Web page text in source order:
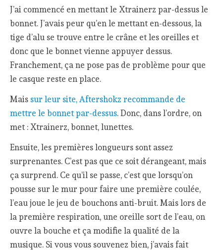
J’ai commencé en mettant le Xtrainerz par-dessus le
bonnet. J’avais peur qu’en le mettant en-dessous, la
tige d’alu se trouve entre le crâne et les oreilles et
donc que le bonnet vienne appuyer dessus.
Franchement, ça ne pose pas de problème pour que
le casque reste en place.
Mais sur leur site, Aftershokz recommande de
mettre le bonnet par-dessus. Donc, dans l’ordre, on
met : Xtrainerz, bonnet, lunettes.
Ensuite, les premières longueurs sont assez
surprenantes. C’est pas que ce soit dérangeant, mais
ça surprend. Ce qu’il se passe, c’est que lorsqu’on
pousse sur le mur pour faire une première coulée,
l’eau joue le jeu de bouchons anti-bruit. Mais lors de
la première respiration, une oreille sort de l’eau, on
ouvre la bouche et ça modifie la qualité de la
musique. Si vous vous souvenez bien, j’avais fait